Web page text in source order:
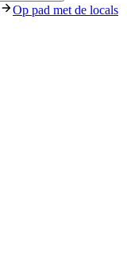
Op pad met de locals